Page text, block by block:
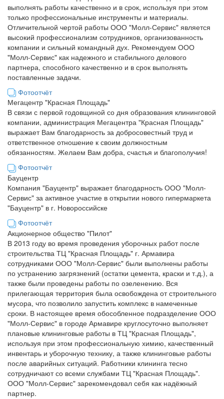
выполнять работы качественно и в срок, используя при этом
только профессиональные инструменты и материалы.
Отличительной чертой работы ООО "Молл-Сервис" является
высокий профессионализм сотрудников, организованность
компании и сильный командный дух. Рекомендуем ООО
"Молл-Сервис" как надежного и стабильного делового
партнера, способного качественно и в срок выполнять
поставленные задачи.
Фотоотчёт
Мегацентр "Красная Площадь"
В связи с первой годовщиной со дня образования клининговой
компании, администрация Мегацентра "Красная Площадь"
выражает Вам благодарность за добросовестный труд и
ответственное отношение к своим должностным
обязанностям. Желаем Вам добра, счастья и благополучия!
Фотоотчёт
Бауцентр
Компания "Бауцентр" выражает благодарность ООО "Молл-
Сервис" за активное участие в открытии нового гипермаркета
"Бауцентр" в г. Новороссийске
Фотоотчёт
Акционерное общество "Пилот"
В 2013 году во время проведения уборочных работ после
строительства ТЦ "Красная Площадь" г. Армавира
сотрудниками ООО "Молл-Сервис" были выполнены работы
по устранению загрязнений (остатки цемента, краски и т.д.), а
также были проведены работы по озеленению. Вся
прилегающая территория была освобождена от строительного
мусора, что позволило запустить комплекс в намеченные
сроки. В настоящее время обособленное подразделение ООО
"Молл-Сервис" в городе Армавире круглосуточно выполняет
плановые клининговые работы в ТЦ "Красная Площадь",
используя при этом профессиональную химию, качественный
инвентарь и уборочную технику, а также клининговые работы
после аварийных ситуаций. Работники клининга тесно
сотрудничают со всеми службами ТЦ "Красная Площадь".
ООО "Молл-Сервис" зарекомендовал себя как надёжный
партнер.